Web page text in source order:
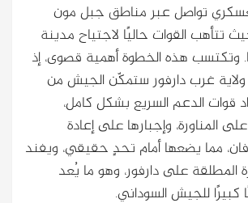
تواصل عبر مناطق جبل مون
تتأهب القوات حاليًا لاجتياح مدينة
وتكتسب هذه الخطوة أهمية قصوى، إذ
غرب دارفور ستمكّن الجيش من
قوات الدعم السريع بشكل كامل،
المناورة، وإجبارها على إعادة
مما يضعها أمام تحدٍ حقيقي، ويفند
المطلقة على دارفور، وهو ما يُعد
كبيرًا للجيش السوداني.